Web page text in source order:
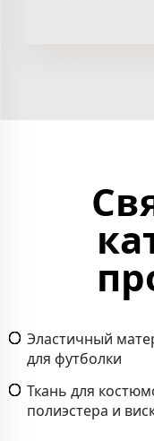
Эластичный
для футболки
Ткань для
полиэстера и